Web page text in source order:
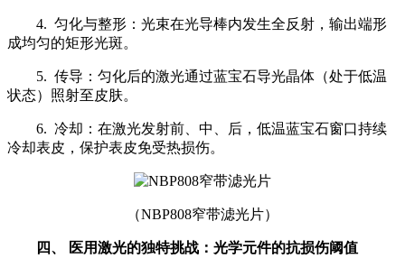
4. 匀化与整形：光束在光导棒内发生全反射，输出端形
成均匀的矩形光斑。
5. 传导：匀化后的激光通过蓝宝石导光晶体（处于低温
状态）照射至皮肤。
6. 冷却：在激光发射前、中、后，低温蓝宝石窗口持续
冷却表皮，保护表皮免受热损伤。
（NBP808窄带滤光片）
四、 医用激光的独特挑战：光学元件的抗损伤阈值